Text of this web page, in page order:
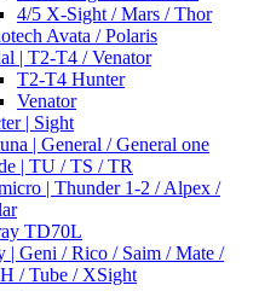
4/5 X-Sight / Mars / Thor
Avata / Polaris
| T2-T4 / Venator
T2-T4 Hunter
Venator
| Sight
| General / General one
| TU / TS / TR
| Thunder 1-2 / Alpex /
TD70L
| Geni / Rico / Saim / Mate /
/ Tube / XSight